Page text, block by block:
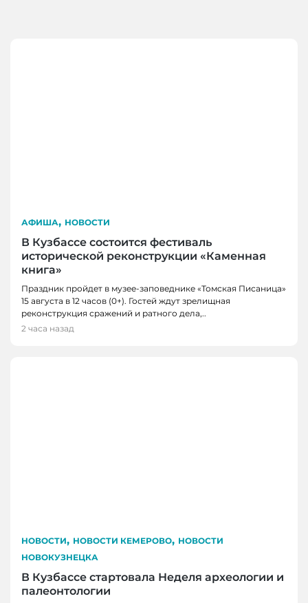
АФИША, НОВОСТИ
В Кузбассе состоится фестиваль
исторической реконструкции «Каменная
книга»
Праздник пройдет в музее-заповеднике «Томская Писаница»
15 августа в 12 часов (0+). Гостей ждут зрелищная
реконструкция сражений и ратного дела,..
2 часа назад
НОВОСТИ, НОВОСТИ КЕМЕРОВО, НОВОСТИ
НОВОКУЗНЕЦКА
В Кузбассе стартовала Неделя археологии и
палеонтологии